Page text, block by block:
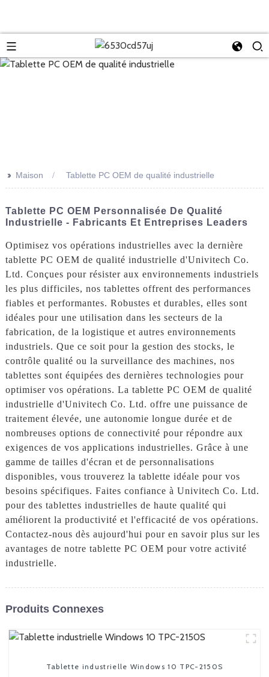
>> Maison Tablette PC OEM de qualité industrielle
Tablette PC OEM Personnalisée De Qualité
Industrielle - Fabricants Et Entreprises Leaders
Optimisez vos opérations industrielles avec la dernière
tablette PC OEM de qualité industrielle d'Univitech Co.
Ltd. Conçues pour résister aux environnements industriels
les plus difficiles, nos tablettes offrent des performances
fiables et performantes. Robustes et durables, elles sont
idéales pour une utilisation dans les secteurs de la
fabrication, de la logistique et autres environnements
industriels. Que ce soit pour la gestion des stocks, le
contrôle qualité ou la surveillance des machines, nos
tablettes sont équipées des dernières technologies pour
optimiser vos opérations. La tablette PC OEM de qualité
industrielle d'Univitech Co. Ltd. offre une puissance de
traitement élevée, une autonomie longue durée et de
nombreuses options de connectivité pour répondre aux
exigences de vos applications industrielles. Grâce à une
gamme de tailles d'écran et de personnalisations
disponibles, vous trouverez la tablette idéale pour vos
besoins spécifiques. Faites confiance à Univitech Co. Ltd.
pour des tablettes industrielles de haute qualité qui
améliorent la productivité et l'efficacité de vos opérations.
Contactez-nous dès aujourd'hui pour en savoir plus sur les
avantages de notre tablette PC OEM pour votre activité
industrielle.
Produits Connexes
Tablette industrielle Windows 10 TPC-2150S